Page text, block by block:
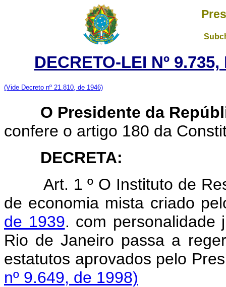
DECRETO-LEI Nº
(Vide Decreto nº 21.810, de 1946)
O Presidente da
confere o artigo 180 da
DECRETA:
Art. 1 º O Instituto de
de economia mista criado
de 1939. com personalidade
Rio de Janeiro passa a
estatutos aprovados pelo
nº 9.649, de 1998)